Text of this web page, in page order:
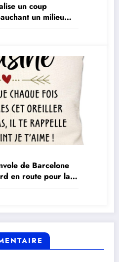
un coup
un milieu
d’euros
de Barcelone
en route pour la
nouvelles